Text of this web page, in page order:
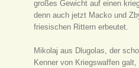
großes Gewicht auf einen
denn auch jetzt Macko und
friesischen Rittern erbeutet.
Mikolaj aus Dlugolas, der
Kenner von Kriegswaffen